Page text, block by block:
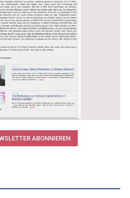
ABONNIEREN